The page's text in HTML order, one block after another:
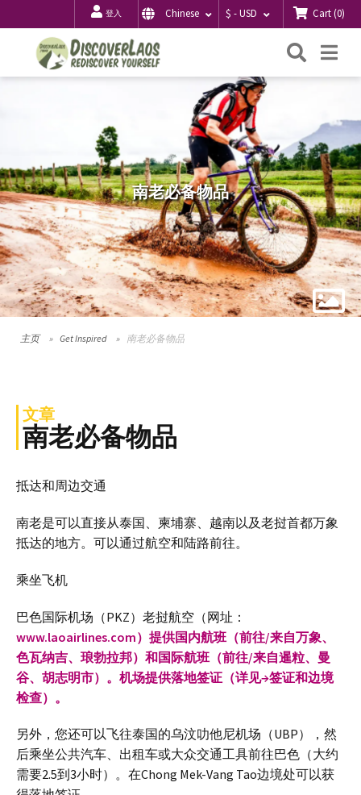
登入 Chinese $ - USD Cart(0)
搜
南老必备物品
主页 Get Inspired 南老必备物品
文章
南老必备物品
抵达和周边交通
南老是可以直接从泰国、柬埔寨、越南以及老挝首都万象
抵达的地方。可以通过航空和陆路前往。
乘坐飞机
巴色国际机场（PKZ）老挝航空（网址：
www.laoairlines.com）提供国内航班（前往/来自万象、
色瓦纳吉、琅勃拉邦）和国际航班（前往/来自暹粒、曼
谷、胡志明市）。机场提供落地签证（详见→签证和边境
检查）。
另外，您还可以飞往泰国的乌汶叻他尼机场（UBP），然
后乘坐公共汽车、出租车或大众交通工具前往巴色（大约
需要2.5到3小时）。在Chong Mek-Vang Tao边境处可以获